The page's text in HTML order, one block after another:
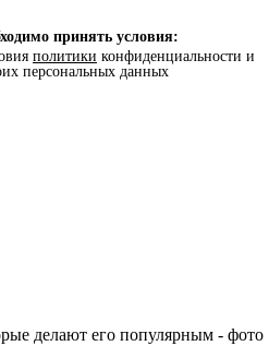
принять условия:
политики конфиденциальности и
персональных данных